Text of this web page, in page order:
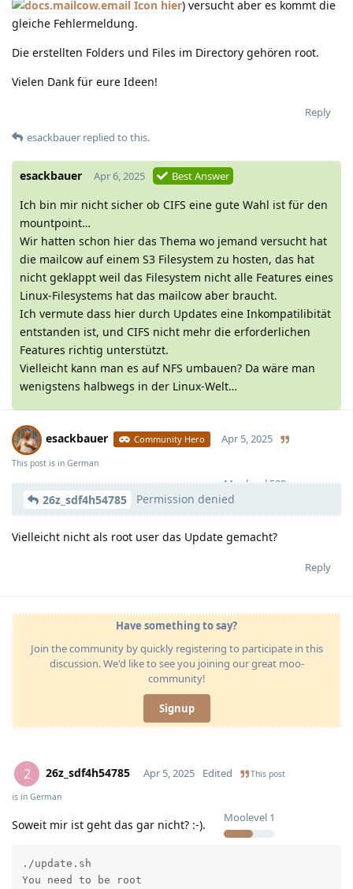
hier) versucht aber es kommt die
gleiche Fehlermeldung.
Die erstellten Folders und Files im Directory gehören root.
Vielen Dank für eure Ideen!
Reply
esackbauer replied to this.
esackbauer Apr 6, 2025 Best Answer
Ich bin mir nicht sicher ob CIFS eine gute Wahl ist für den
mountpoint…
Wir hatten schon hier das Thema wo jemand versucht hat
die mailcow auf einem S3 Filesystem zu hosten, das hat
nicht geklappt weil das Filesystem nicht alle Features eines
Linux-Filesystems hat das mailcow aber braucht.
Ich vermute dass hier durch Updates eine Inkompatilibität
entstanden ist, und CIFS nicht mehr die erforderlichen
Features richtig unterstützt.
Vielleicht kann man es auf NFS umbauen? Da wäre man
wenigstens halbwegs in der Linux-Welt…
esackbauer Community Hero
Moolevel 539
Apr 5, 2025
This post is in German
26z_sdf4h54785 Permission denied
Vielleicht nicht als root user das Update gemacht?
Reply
Have something to say?
Join the community by quickly registering to participate in this
discussion. We'd like to see you joining our great moo-
community!
Signup
2 26z_sdf4h54785
Moolevel 1
Apr 5, 2025 Edited This post
is in German
Soweit mir ist geht das gar nicht? :-).
./update.sh
You need to be root